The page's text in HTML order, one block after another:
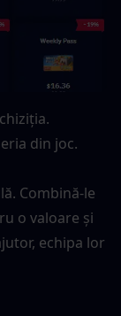
din joc.
Combină-le
o valoare și
echipa lor